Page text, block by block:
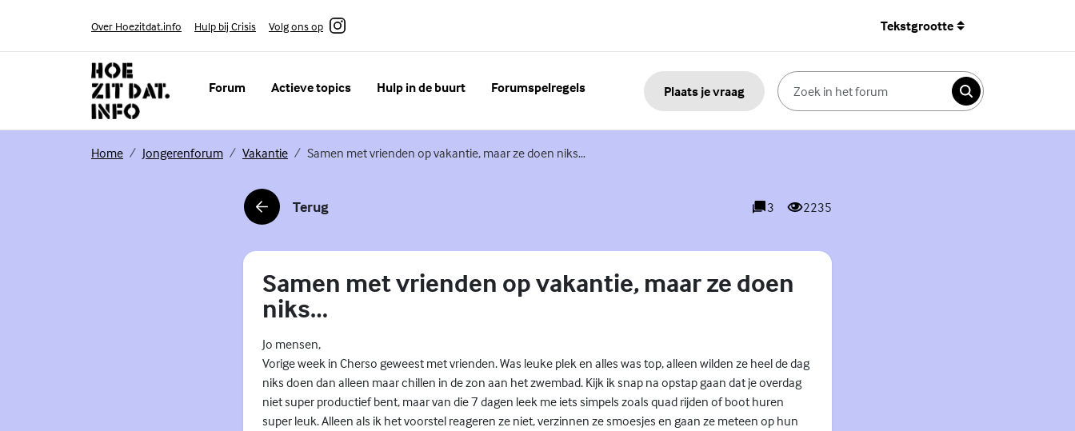
Over Hoezitdat.info Hulp bij Crisis Volg ons op
Instagram Tekstgrootte
Forum Actieve topics Hulp in de buurt Forumspelregels Plaats je vraag
Zoeken
Home(Externe link)
Jongerenforum(Externe link)
Vakantie(Externe link)
Samen met vrienden op vakantie, maar ze doen niks…
Terug
(Externe link) 3
reacties
2235
weergaves
Samen met vrienden op vakantie, maar ze doen
niks…
Jo mensen,
Vorige week in Cherso geweest met vrienden. Was leuke plek en alles was top, alleen wilden ze heel de dag
niks doen dan alleen maar chillen in de zon aan het zwembad. Kijk ik snap na opstap gaan dat je overdag
niet super productief bent, maar van die 7 dagen leek me iets simpels zoals quad rijden of boot huren
super leuk. Alleen als ik het voorstel reageren ze niet, verzinnen ze smoesjes en gaan ze meteen op hun